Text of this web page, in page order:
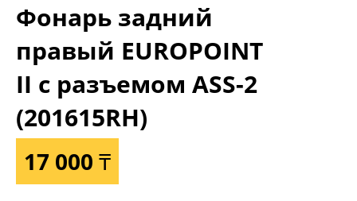
Фонарь задний
правый EUROPOINT
II с разъемом ASS-2
(201615RH)
17 000 ₸